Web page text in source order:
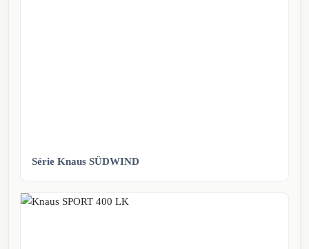
Série Knaus SÜDWIND